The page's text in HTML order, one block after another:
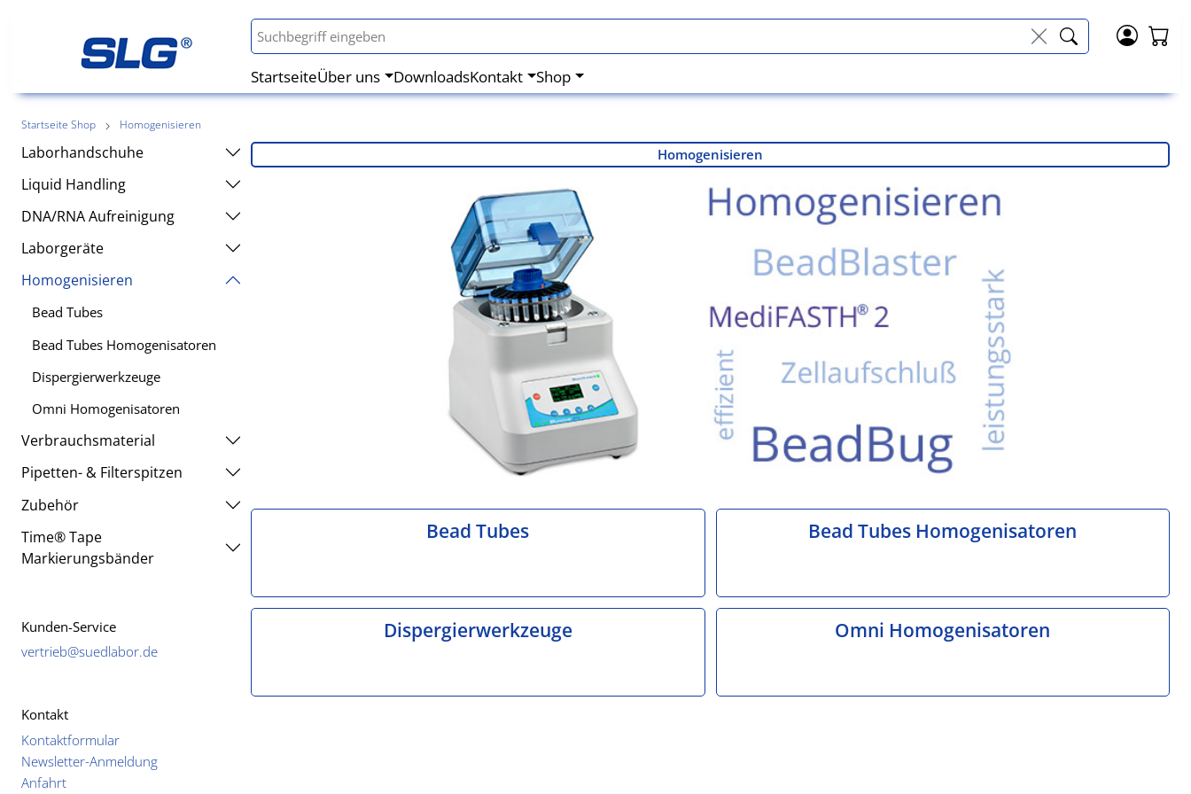
StartseiteÜber uns DownloadsKontakt Shop
Startseite Shop Homogenisieren
Laborhandschuhe
Liquid Handling
DNA/RNA Aufreinigung
Laborgeräte
Homogenisieren
Bead Tubes
Bead Tubes Homogenisatoren
Dispergierwerkzeuge
Omni Homogenisatoren
Verbrauchsmaterial
Pipetten- & Filterspitzen
Zubehör
Time® Tape
Markierungsbänder
Kunden-Service
vertrieb@suedlabor.de
Kontakt
Kontaktformular
Newsletter-Anmeldung
Anfahrt
Homogenisieren
Bead Tubes Bead Tubes Homogenisatoren
Dispergierwerkzeuge Omni Homogenisatoren